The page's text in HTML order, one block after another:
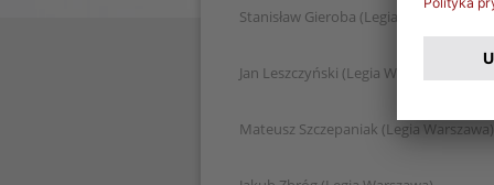
Stanisław Gieroba (Legia Warszawa)
Jan Leszczyński (Legia Warszawa)
Mateusz Szczepaniak (Legia Warszawa)